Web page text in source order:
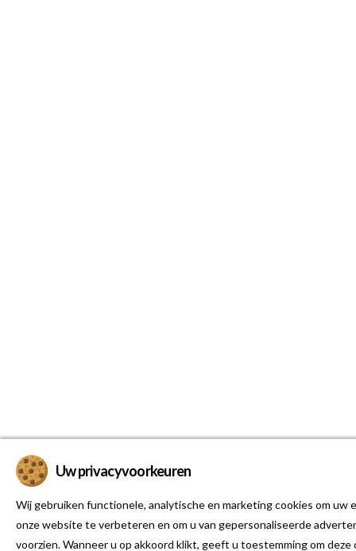
Uw privacyvoorkeuren
Wij gebruiken functionele, analytische en marketing cookies om uw
onze website te verbeteren en om u van gepersonaliseerde
voorzien. Wanneer u op akkoord klikt, geeft u toestemming om deze